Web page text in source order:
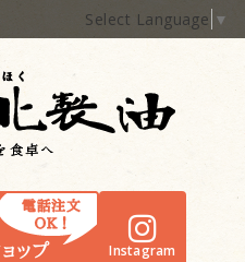
Select Language ▼
Instagram